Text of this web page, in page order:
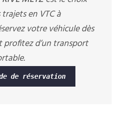
en VTC à
votre véhicule dès
d’un transport
de réservation